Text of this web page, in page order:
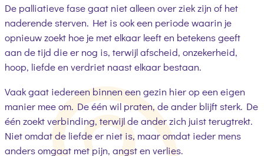
De palliatieve fase gaat niet alleen over ziek zijn of het
naderende sterven. Het is ook een periode waarin je
opnieuw zoekt hoe je met elkaar leeft en betekens geeft
aan de tijd die er nog is, terwijl afscheid, onzekerheid,
hoop, liefde en verdriet naast elkaar bestaan.
Vaak gaat iedereen binnen een gezin hier op een eigen
manier mee om. De één wil praten, de ander blijft sterk. De
één zoekt verbinding, terwijl de ander zich juist terugtrekt.
Niet omdat de liefde er niet is, maar omdat ieder mens
anders omgaat met pijn, angst en verlies.